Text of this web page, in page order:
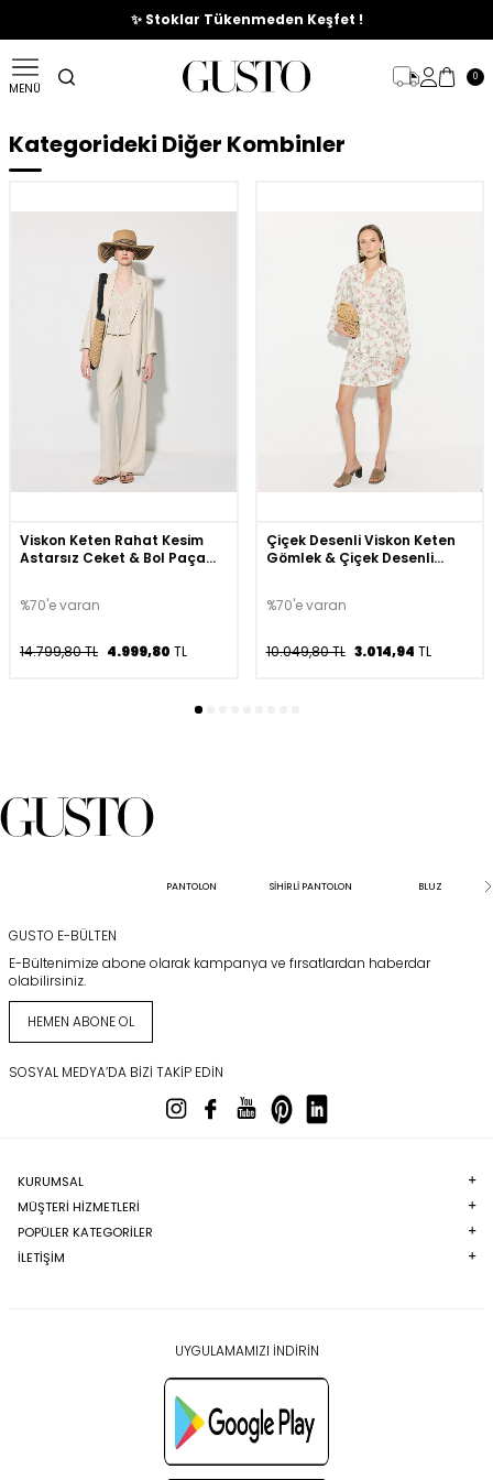
🎉%70'e Varan Büyük Yaz İndirim Başladı !
✨ Stoklar Tükenmeden Keşfet !
MENÜ
0
Kategorideki Diğer Kombinler
Viskon Keten Rahat Kesim
Astarsız Ceket & Bol Paça
%70'e varan
14.799,80 TL 4.999,80 TL
Çiçek Desenli Viskon Keten
Gömlek & Çiçek Desenli
%70'e varan
10.049,80 TL 3.014,94 TL
PANTOLON SİHİRLİ PANTOLON BLUZ
GUSTO E-BÜLTEN
E-Bültenimize abone olarak kampanya ve fırsatlardan haberdar
olabilirsiniz.
HEMEN ABONE OL
SOSYAL MEDYA’DA BIZI TAKIP EDIN
KURUMSAL
MÜŞTERI HIZMETLERI
POPÜLER KATEGORILER
İLETİŞİM
UYGULAMAMIZI İNDİRİN